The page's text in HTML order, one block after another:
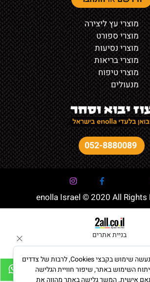
מוצרי עץ ליצירה
מוצרי ספורט
מוצרי נסיעות
מוצרי בריאות
מוצרי טיפוח
מנעולים
052-8880089
enolla Israel © 2020 All Rights
בניית אתרים
לידיעתך, באתרנו נעשה שימוש בקבצי Cookies, לרבות של צדדים
השימוש באתר, שיפור חוויית הגלישה
אישית. המשך גלישה באתר מהווה את